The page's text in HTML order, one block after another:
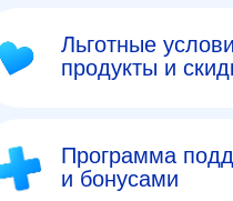
Льготные
продукты и
Программа
и бонусами